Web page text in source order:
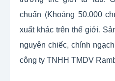
chuẩn (Khoảng 50.000
xuất khác trên thế giới.
nguyên chiếc, chính
công ty TNHH TMDV